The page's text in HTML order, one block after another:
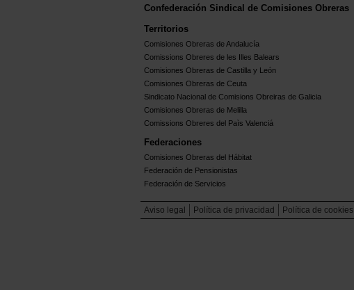
Confederación Sindical de Comisiones Obreras
Territorios
Comisiones Obreras de Andalucía
Comissions Obreres de les Illes Balears
Comisiones Obreras de Castilla y León
Comisiones Obreras de Ceuta
Sindicato Nacional de Comisions Obreiras de Galicia
Comisiones Obreras de Melilla
Comissions Obreres del Paìs Valenciá
Federaciones
Comisiones Obreras del Hábitat
Federación de Pensionistas
Federación de Servicios
Aviso legal Política de privacidad Política de cookies